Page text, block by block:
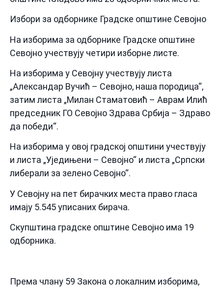
Избори за одборнике Градске општине Севојно
На изборима за одборнике Градске општине
Севојно учествују четири изборне листе.
На изборима у Севојну учествују листа
„Александар Вучић – Севојно, наша породица“,
затим листа „Милан Стаматовић – Аврам Илић
председник ГО Севојно Здрава Србија – Здраво
да победи“.
На изборима у овој градској општини учествују
и листа „Уједињени – Севојно“ и листа „Српски
либерали за зелено Севојно“.
У Севојну на пет бирачких места право гласа
имају 5.545 уписаних бирача.
Скупштина градске општине Севојно има 19
одборника.
Према члану 59 Закона о локалним изборима,